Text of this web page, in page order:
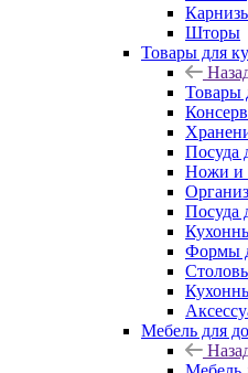
Шторы
Товары для
Товары
Посуда
Ножи и
Посуда
Формы
Мебель для